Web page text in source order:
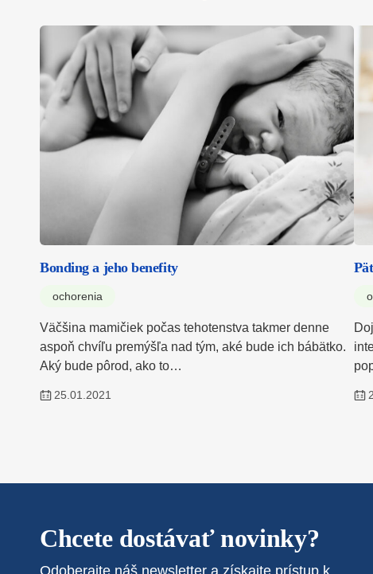
Bonding a jeho benefity
ochorenia
Väčšina mamičiek počas tehotenstva takmer denne
aspoň chvíľu premýšľa nad tým, aké bude ich bábätko.
Aký bude pôrod, ako to…
25.01.2021
Chcete dostávať novinky?